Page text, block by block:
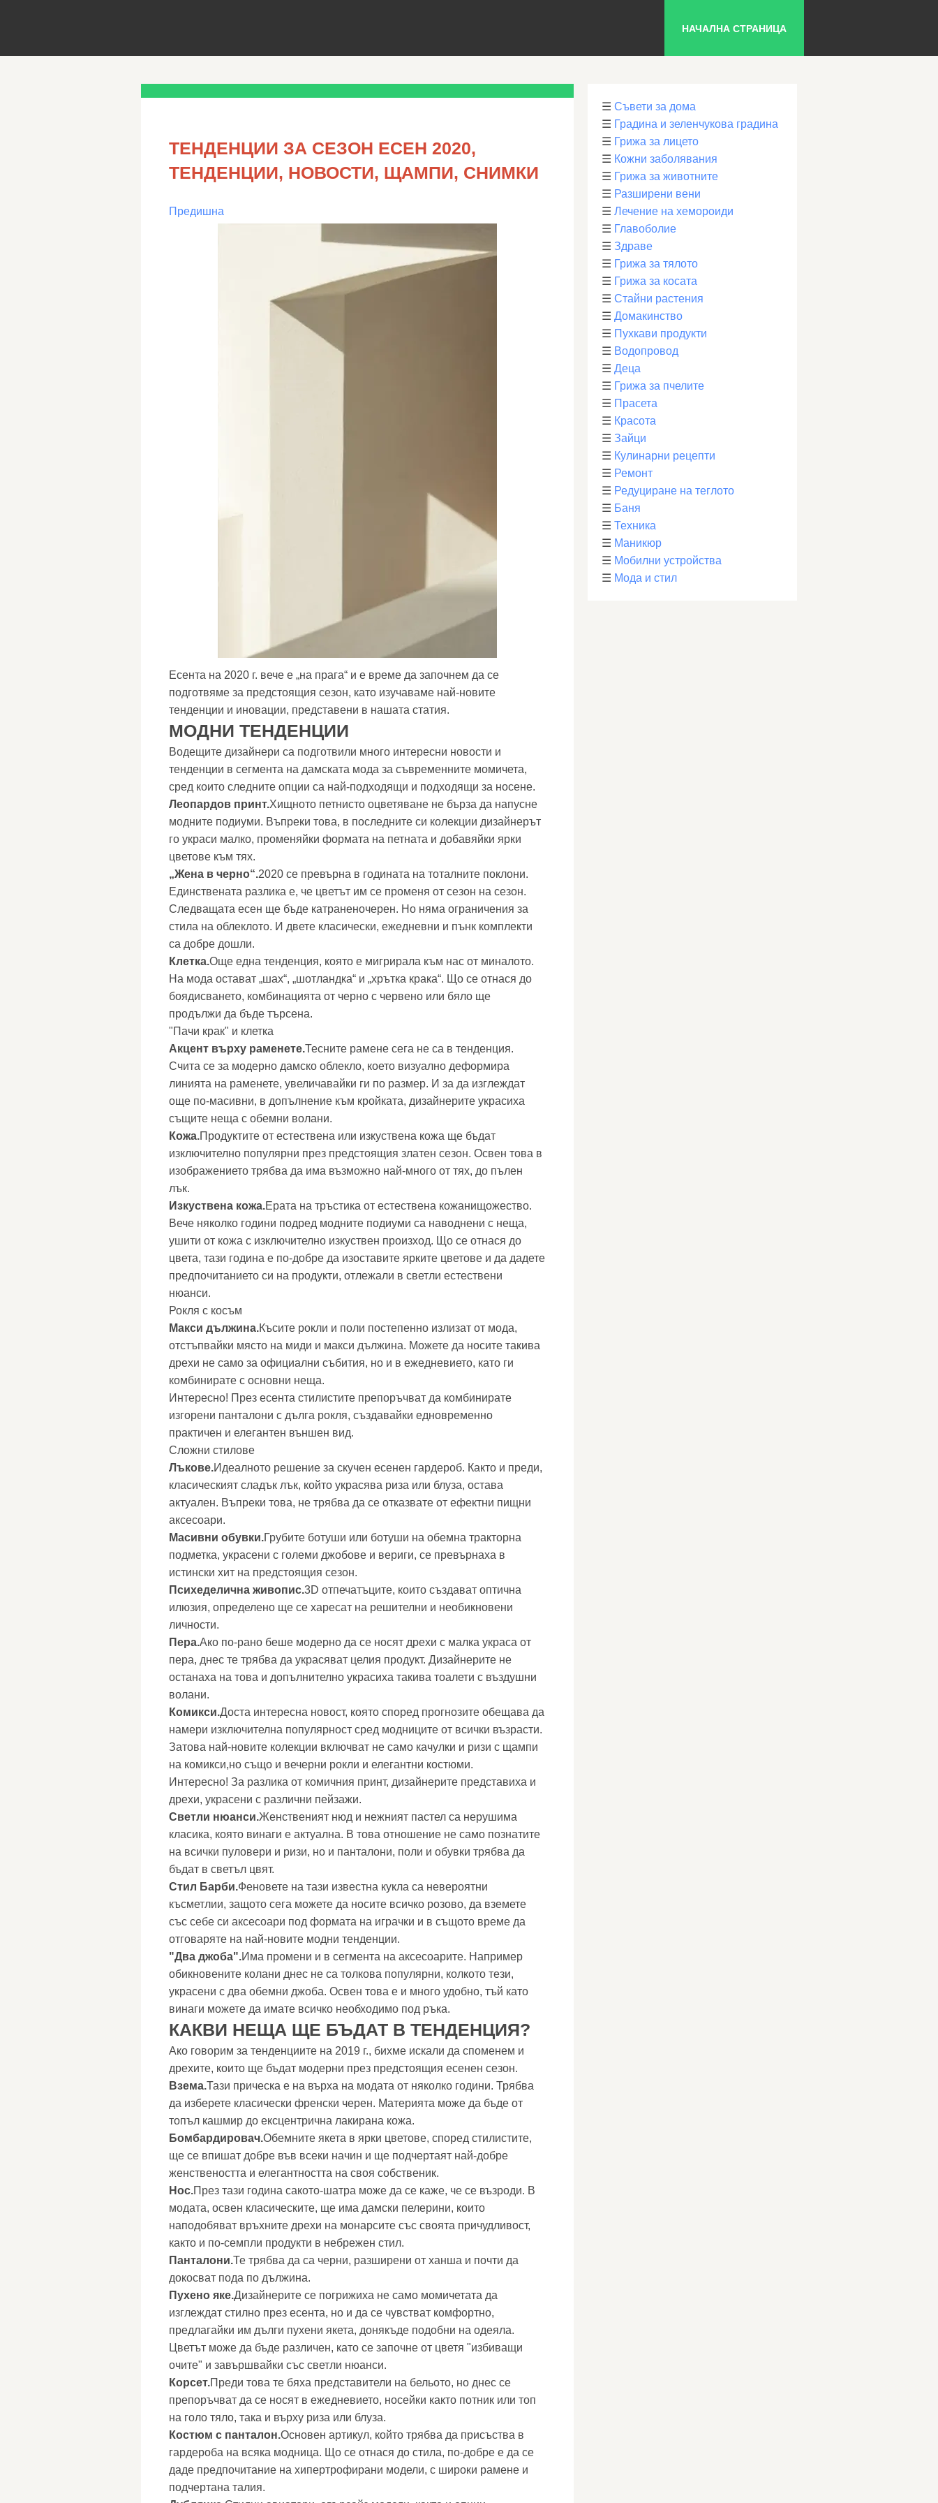
НАЧАЛНА СТРАНИЦА
ТЕНДЕНЦИИ ЗА СЕЗОН ЕСЕН 2020,
ТЕНДЕНЦИИ, НОВОСТИ, ЩАМПИ, СНИМКИ
Предишна
Есента на 2020 г. вече е „на прага“ и е време да започнем да се
подготвяме за предстоящия сезон, като изучаваме най-новите
тенденции и иновации, представени в нашата статия.
МОДНИ ТЕНДЕНЦИИ
Водещите дизайнери са подготвили много интересни новости и
тенденции в сегмента на дамската мода за съвременните момичета,
сред които следните опции са най-подходящи и подходящи за носене.
Леопардов принт.Хищното петнисто оцветяване не бърза да напусне
модните подиуми. Въпреки това, в последните си колекции дизайнерът
го украси малко, променяйки формата на петната и добавяйки ярки
цветове към тях.
„Жена в черно“.2020 се превърна в годината на тоталните поклони.
Единствената разлика е, че цветът им се променя от сезон на сезон.
Следващата есен ще бъде катраненочерен. Но няма ограничения за
стила на облеклото. И двете класически, ежедневни и пънк комплекти
са добре дошли.
Клетка.Още една тенденция, която е мигрирала към нас от миналото.
На мода остават „шах“, „шотландка“ и „хрътка крака“. Що се отнася до
боядисването, комбинацията от черно с червено или бяло ще
продължи да бъде търсена.
"Пачи крак" и клетка
Акцент върху раменете.Тесните рамене сега не са в тенденция.
Счита се за модерно дамско облекло, което визуално деформира
линията на раменете, увеличавайки ги по размер. И за да изглеждат
още по-масивни, в допълнение към кройката, дизайнерите украсиха
същите неща с обемни волани.
Кожа.Продуктите от естествена или изкуствена кожа ще бъдат
изключително популярни през предстоящия златен сезон. Освен това в
изображението трябва да има възможно най-много от тях, до пълен
лък.
Изкуствена кожа.Ерата на тръстика от естествена кожанищожество.
Вече няколко години подред модните подиуми са наводнени с неща,
ушити от кожа с изключително изкуствен произход. Що се отнася до
цвета, тази година е по-добре да изоставите ярките цветове и да дадете
предпочитанието си на продукти, отлежали в светли естествени
нюанси.
Рокля с косъм
Макси дължина.Късите рокли и поли постепенно излизат от мода,
отстъпвайки място на миди и макси дължина. Можете да носите такива
дрехи не само за официални събития, но и в ежедневието, като ги
комбинирате с основни неща.
Интересно! През есента стилистите препоръчват да комбинирате
изгорени панталони с дълга рокля, създавайки едновременно
практичен и елегантен външен вид.
Сложни стилове
Лъкове.Идеалното решение за скучен есенен гардероб. Както и преди,
класическият сладък лък, който украсява риза или блуза, остава
актуален. Въпреки това, не трябва да се отказвате от ефектни пищни
аксесоари.
Масивни обувки.Грубите ботуши или ботуши на обемна тракторна
подметка, украсени с големи джобове и вериги, се превърнаха в
истински хит на предстоящия сезон.
Психеделична живопис.3D отпечатъците, които създават оптична
илюзия, определено ще се харесат на решителни и необикновени
личности.
Пера.Ако по-рано беше модерно да се носят дрехи с малка украса от
пера, днес те трябва да украсяват целия продукт. Дизайнерите не
останаха на това и допълнително украсиха такива тоалети с въздушни
волани.
Комикси.Доста интересна новост, която според прогнозите обещава да
намери изключителна популярност сред модниците от всички възрасти.
Затова най-новите колекции включват не само качулки и ризи с щампи
на комикси,но също и вечерни рокли и елегантни костюми.
Интересно! За разлика от комичния принт, дизайнерите представиха и
дрехи, украсени с различни пейзажи.
Светли нюанси.Женственият нюд и нежният пастел са нерушима
класика, която винаги е актуална. В това отношение не само познатите
на всички пуловери и ризи, но и панталони, поли и обувки трябва да
бъдат в светъл цвят.
Стил Барби.Феновете на тази известна кукла са невероятни
късметлии, защото сега можете да носите всичко розово, да вземете
със себе си аксесоари под формата на играчки и в същото време да
отговаряте на най-новите модни тенденции.
"Два джоба".Има промени и в сегмента на аксесоарите. Например
обикновените колани днес не са толкова популярни, колкото тези,
украсени с два обемни джоба. Освен това е и много удобно, тъй като
винаги можете да имате всичко необходимо под ръка.
КАКВИ НЕЩА ЩЕ БЪДАТ В ТЕНДЕНЦИЯ?
Ако говорим за тенденциите на 2019 г., бихме искали да споменем и
дрехите, които ще бъдат модерни през предстоящия есенен сезон.
Взема.Тази прическа е на върха на модата от няколко години. Трябва
да изберете класически френски черен. Материята може да бъде от
топъл кашмир до ексцентрична лакирана кожа.
Бомбардировач.Обемните якета в ярки цветове, според стилистите,
ще се впишат добре във всеки начин и ще подчертаят най-добре
женствеността и елегантността на своя собственик.
Нос.През тази година сакото-шатра може да се каже, че се възроди. В
модата, освен класическите, ще има дамски пелерини, които
наподобяват връхните дрехи на монарсите със своята причудливост,
както и по-семпли продукти в небрежен стил.
Панталони.Те трябва да са черни, разширени от ханша и почти да
докосват пода по дължина.
Пухено яке.Дизайнерите се погрижиха не само момичетата да
изглеждат стилно през есента, но и да се чувстват комфортно,
предлагайки им дълги пухени якета, донякъде подобни на одеяла.
Цветът може да бъде различен, като се започне от цветя "избиващи
очите" и завършвайки със светли нюанси.
Корсет.Преди това те бяха представители на бельото, но днес се
препоръчват да се носят в ежедневието, носейки както потник или топ
на голо тяло, така и върху риза или блуза.
Костюм с панталон.Основен артикул, който трябва да присъства в
гардероба на всяка модница. Що се отнася до стила, по-добре е да се
даде предпочитание на хипертрофирани модели, с широки рамене и
подчертана талия.
☰ Съвети за дома
☰ Градина и зеленчукова градина
☰ Грижа за лицето
☰ Кожни заболявания
☰ Грижа за животните
☰ Разширени вени
☰ Лечение на хемороиди
☰ Главоболие
☰ Здраве
☰ Грижа за тялото
☰ Грижа за косата
☰ Стайни растения
☰ Домакинство
☰ Пухкави продукти
☰ Водопровод
☰ Деца
☰ Грижа за пчелите
☰ Прасета
☰ Красота
☰ Зайци
☰ Кулинарни рецепти
☰ Ремонт
☰ Редуциране на теглото
☰ Баня
☰ Техника
☰ Маникюр
☰ Мобилни устройства
☰ Мода и стил